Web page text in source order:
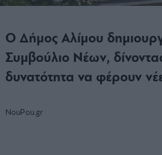
Ο Δήμος Αλίμου
Συμβούλιο Νέων,
δυνατότητα να φέρουν
NouPou.gr